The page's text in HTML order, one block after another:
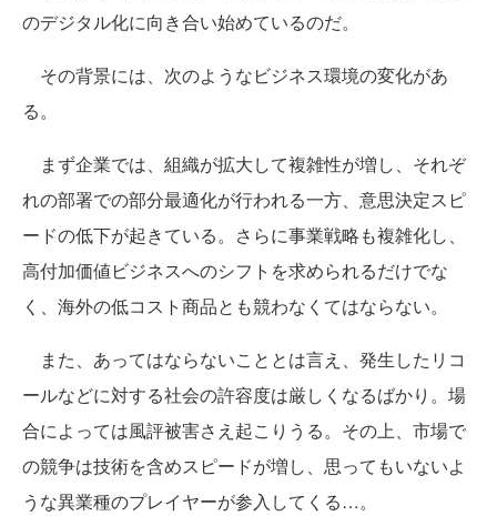
のデジタル化に向き合い始めているのだ。
その背景には、次のようなビジネス環境の変化があ
る。
まず企業では、組織が拡大して複雑性が増し、それぞ
れの部署での部分最適化が行われる一方、意思決定スピ
ードの低下が起きている。さらに事業戦略も複雑化し、
高付加価値ビジネスへのシフトを求められるだけでな
く、海外の低コスト商品とも競わなくてはならない。
また、あってはならないこととは言え、発生したリコ
ールなどに対する社会の許容度は厳しくなるばかり。場
合によっては風評被害さえ起こりうる。その上、市場で
の競争は技術を含めスピードが増し、思ってもいないよ
うな異業種のプレイヤーが参入してくる…。